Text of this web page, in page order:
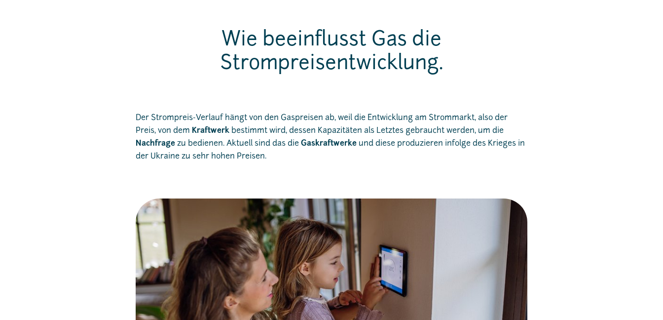
Wie beeinflusst Gas die
Strompreisentwicklung.
Der Strompreis-Verlauf hängt von den Gaspreisen ab, weil die Entwicklung am Strommarkt, also der
Preis, von dem Kraftwerkbestimmt wird, dessen Kapazitäten als Letztes gebraucht werden, um die
Nachfragezu bedienen. Aktuell sind das die Gaskraftwerkeund diese produzieren infolge des Krieges in
der Ukraine zu sehr hohen Preisen.